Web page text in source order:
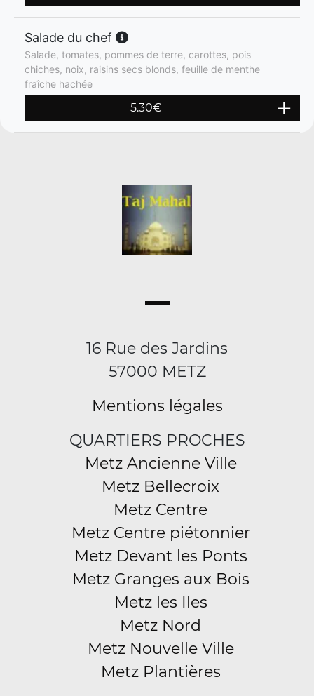
Salade du chef
Salade, tomates, pommes de terre, carottes, pois
chiches, noix, raisins secs blonds, feuille de menthe
fraîche hachée
5.30€
16 Rue des Jardins
57000 METZ
Mentions légales
QUARTIERS PROCHES
Metz Ancienne Ville
Metz Bellecroix
Metz Centre
Metz Centre piétonnier
Metz Devant les Ponts
Metz Granges aux Bois
Metz les Iles
Metz Nord
Metz Nouvelle Ville
Metz Plantières